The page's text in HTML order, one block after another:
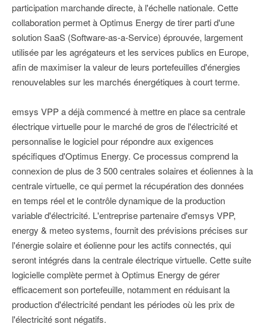
participation marchande directe, à l'échelle nationale. Cette
collaboration permet à Optimus Energy de tirer parti d'une
solution SaaS (Software-as-a-Service) éprouvée, largement
utilisée par les agrégateurs et les services publics en Europe,
afin de maximiser la valeur de leurs portefeuilles d'énergies
renouvelables sur les marchés énergétiques à court terme.
emsys VPP a déjà commencé à mettre en place sa centrale
électrique virtuelle pour le marché de gros de l'électricité et
personnalise le logiciel pour répondre aux exigences
spécifiques d'Optimus Energy. Ce processus comprend la
connexion de plus de 3 500 centrales solaires et éoliennes à la
centrale virtuelle, ce qui permet la récupération des données
en temps réel et le contrôle dynamique de la production
variable d'électricité. L'entreprise partenaire d'emsys VPP,
energy & meteo systems, fournit des prévisions précises sur
l'énergie solaire et éolienne pour les actifs connectés, qui
seront intégrés dans la centrale électrique virtuelle. Cette suite
logicielle complète permet à Optimus Energy de gérer
efficacement son portefeuille, notamment en réduisant la
production d'électricité pendant les périodes où les prix de
l'électricité sont négatifs.